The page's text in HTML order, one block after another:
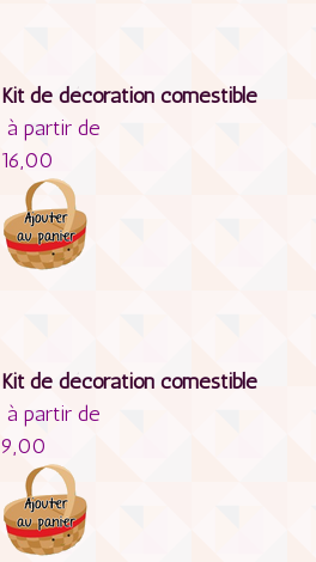
Kit de décoration comestible
à partir de
16,00
Kit de décoration comestible
à partir de
9,00